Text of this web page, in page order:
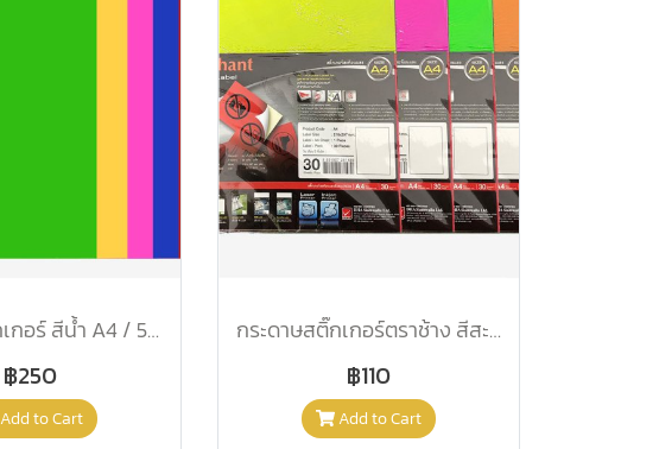
กระดาษสติ๊กเกอร์ สีน้ำ A4 / 50 คละสี
฿250
Add to Cart
กระดาษสติ๊กเกอร์ตราช้าง สีสะท้อนแสงแดด A4
฿110
Add to Cart